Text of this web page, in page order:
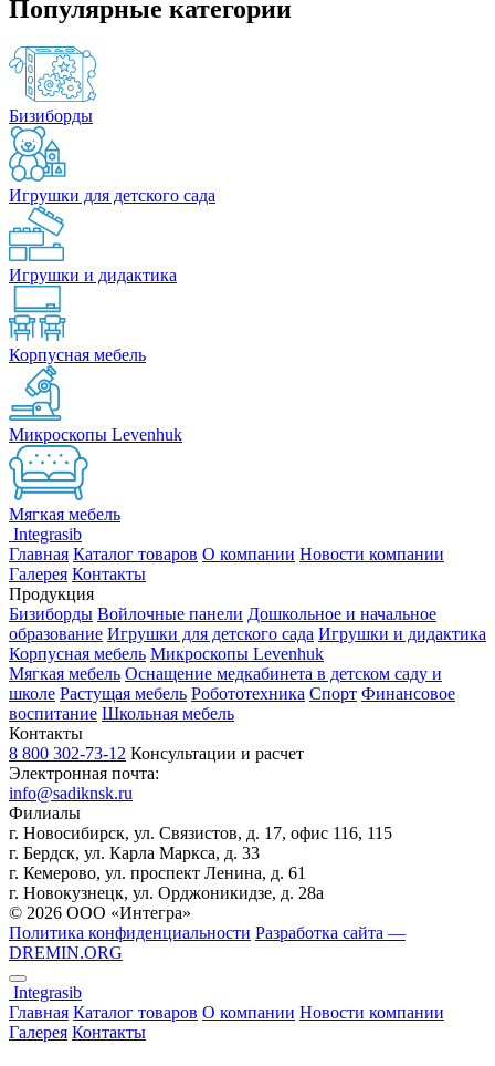
Популярные категории
Бизиборды
Игрушки для детского сада
Игрушки и дидактика
Корпусная мебель
Микроскопы Levenhuk
Мягкая мебель
Integrasib
Главная Каталог товаров О компании Новости компании
Галерея Контакты
Продукция
Бизиборды Войлочные панели Дошкольное и начальное
образование Игрушки для детского сада Игрушки и дидактика
Корпусная мебель Микроскопы Levenhuk
Мягкая мебель Оснащение медкабинета в детском саду и
школе Растущая мебель Робототехника Спорт Финансовое
воспитание Школьная мебель
Контакты
8 800 302-73-12 Консультации и расчет
Электронная почта:
info@sadiknsk.ru
Филиалы
г. Новосибирск, ул. Связистов, д. 17, офис 116, 115
г. Бердск, ул. Карла Маркса, д. 33
г. Кемерово, ул. проспект Ленина, д. 61
г. Новокузнецк, ул. ​Орджоникидзе, д. 28а
© 2026 ООО «Интегра»
Политика конфиденциальности Разработка сайта —
DREMIN.ORG
Integrasib
Главная Каталог товаров О компании Новости компании
Галерея Контакты